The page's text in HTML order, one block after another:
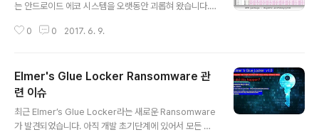
는 안드로이드 에코 시스템을 오랫동안 괴롭혀 왔습니다.
새로운 버전은 보안 분석가와 자동화 된 샌드 박스 엔진에
록 하겠습니다. 이 새로운 버전의 Marcher는 자동화 된
멀웨어 분석 엔진을 피하고 샘플을 분석하기 어렵도록 하
기위해 중요한 문자열을 숨기려고 시도합니다. Apk에 있
는 클래스 파일 중 하나에는 문자열 Heap이 들어있지만
0 0 2017. 6. 9.
Elmer's Glue Locker Ransomware 관
련 이슈
최근 Elmer’s Glue Locker라는 새로운 Ransomware
가 발견되었습니다. 아직 개발 초기단계에 있어서 모든 파